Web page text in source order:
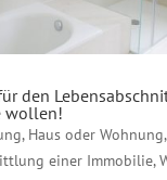
den
wollen!
, Haus oder Wohnung,
einer Immobilie,